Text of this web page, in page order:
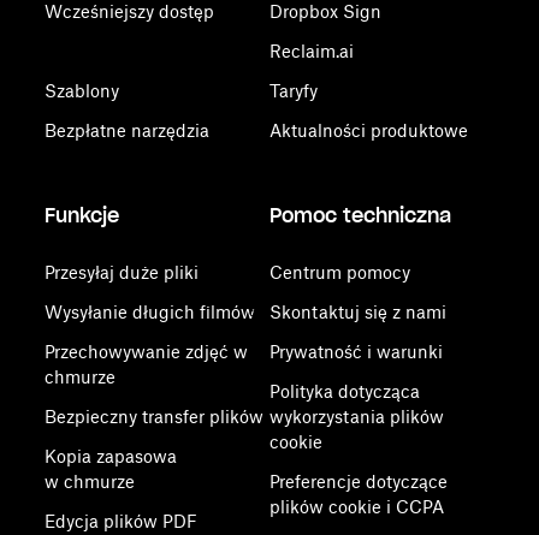
Wcześniejszy dostęp
Szablony
Bezpłatne narzędzia
Dropbox Sign
Reclaim.ai
Taryfy
Aktualności produktowe
Funkcje
Przesyłaj duże pliki
Wysyłanie długich filmów
Przechowywanie zdjęć w
chmurze
Bezpieczny transfer plików
Kopia zapasowa
w chmurze
Edycja plików PDF
Pomoc techniczna
Centrum pomocy
Skontaktuj się z nami
Prywatność i warunki
Polityka dotycząca
wykorzystania plików
cookie
Preferencje dotyczące
plików cookie i CCPA